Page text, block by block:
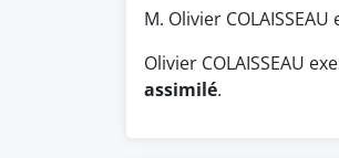
M. Olivier COLAISSEAU
Olivier COLAISSEAU
assimilé.